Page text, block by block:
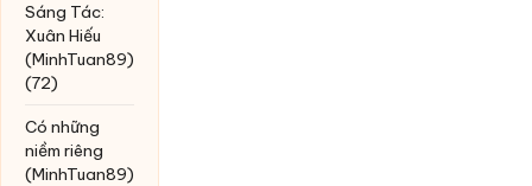
Sáng Tác:
Xuân Hiếu
(MinhTuan89)
(72)
Có những
niềm riêng
(MinhTuan89)